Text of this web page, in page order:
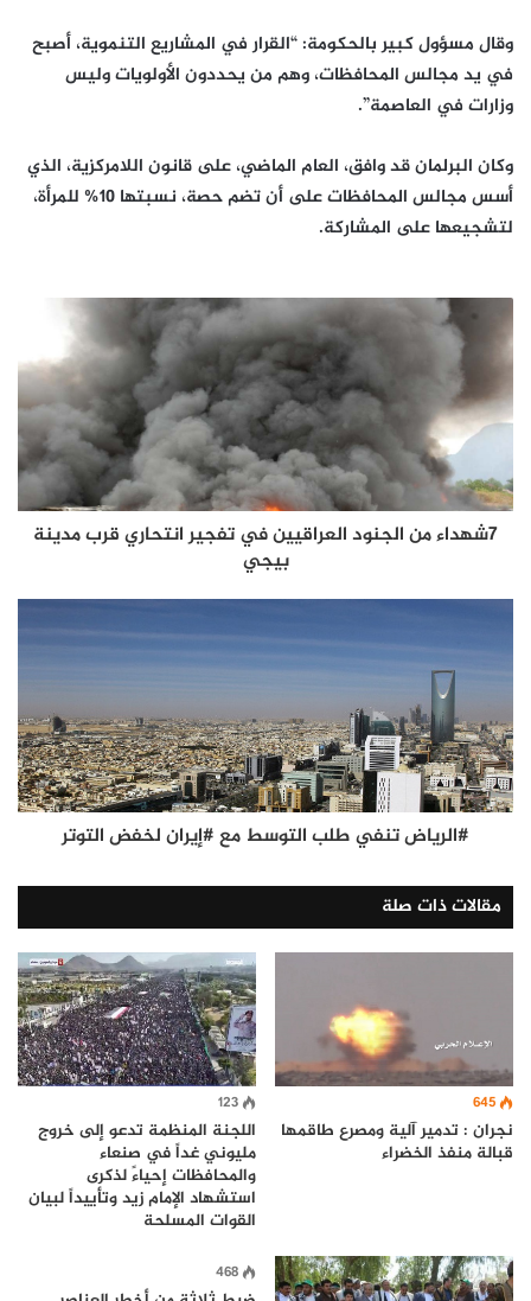
وقال مسؤول كبير بالحكومة: “القرار في المشاريع التنموية، أصبح
في يد مجالس المحافظات، وهم من يحددون الأولويات وليس
وزارات في العاصمة”.
وكان البرلمان قد وافق، العام الماضي، على قانون اللامركزية، الذي
أسس مجالس المحافظات على أن تضم حصة، نسبتها 10% للمرأة،
لتشجيعها على المشاركة.
7شهداء من الجنود العراقيين في تفجير انتحاري قرب مدينة
بيجي
#الرياض تنفي طلب التوسط مع #إيران لخفض التوتر
مقالات ذات صلة
645
نجران : تدمير آلية ومصرع طاقمها
قبالة منفذ الخضراء
123
اللجنة المنظمة تدعو إلى خروج
مليوني غداً في صنعاء
والمحافظات إحياءً لذكرى
استشهاد الإمام زيد وتأييداً لبيان
القوات المسلحة
468